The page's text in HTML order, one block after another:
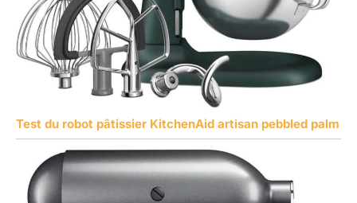
Test du robot pâtissier KitchenAid artisan pebbled palm